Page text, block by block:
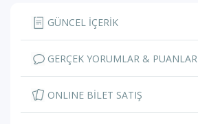
GÜNCEL İÇERİK
GERÇEK YORUMLAR & PUANLAR
ONLINE BİLET SATIŞ